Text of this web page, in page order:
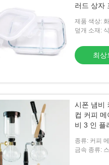
식용품 혼합 그릇 세트
최상의 가격을 얻으세요
러드 상자
제품 색상:
덮개 소재:
최상
시폰 냄비
컵 커피 메
비 3 인 플
종류: 커피
요
금속 종류: